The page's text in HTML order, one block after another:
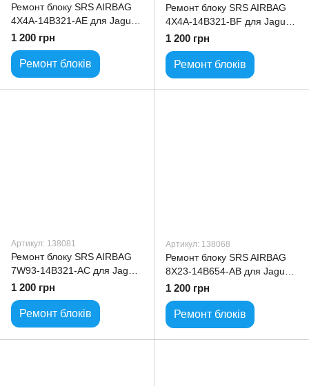
Ремонт блоку SRS AIRBAG
4X4A-14B321-AE для Jaguar
X-Type
1 200 грн
Ремонт блоків
Ремонт блоку SRS AIRBAG
4X4A-14B321-BF для Jaguar
X-Type
1 200 грн
Ремонт блоків
Артикул: 138081
Ремонт блоку SRS AIRBAG
7W93-14B321-AC для Jaguar
XJ
1 200 грн
Ремонт блоків
Артикул: 138068
Ремонт блоку SRS AIRBAG
8X23-14B654-AB для Jaguar
XF
1 200 грн
Ремонт блоків